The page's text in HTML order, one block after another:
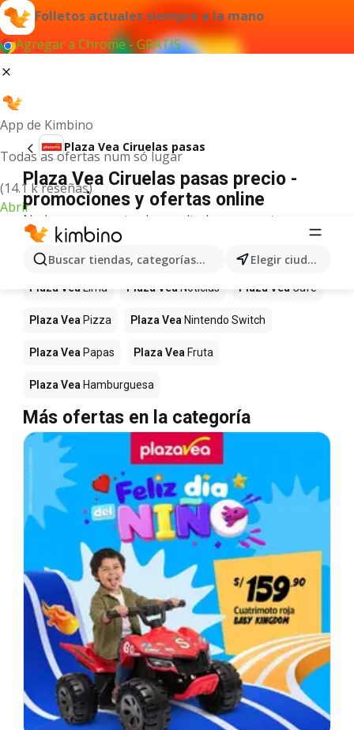
Folletos actuales siempre a la mano
Agregar a Chrome - GRATIS
App de Kimbino
Todas as ofertas num só lugar
(14.1 k reseñas)
Abrir
Buscar tiendas, categorías, productos... Elegir ciudad
Plaza Vea Ciruelas pasas
Plaza Vea Ciruelas pasas precio -
promociones y ofertas online
No hemos encontrado resultados para este
término.
Más productos en tiendas Plaza Vea
Plaza VeaLima Plaza VeaNoticias Plaza Vea Café
Plaza Vea Pizza Plaza Vea Nintendo Switch
Plaza Vea Papas Plaza Vea Fruta
Plaza Vea Hamburguesa
Más ofertas en la categoría